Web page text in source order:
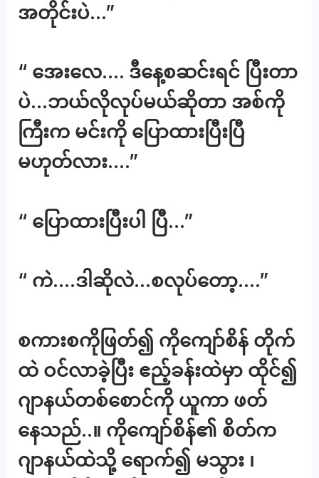
အတိုင်းပဲ…”
“ အေးလေ…. ဒီနေ့စဆင်းရင် ပြီးတာ
ပဲ…ဘယ်လိုလုပ်မယ်ဆိုတာ အစ်ကို
ကြီးက မင်းကို ပြောထားပြီးပြီ
မဟုတ်လား….”
“ ပြောထားပြီးပါ ပြီ…”
“ ကဲ….ဒါဆိုလဲ…စလုပ်တော့….”
စကားစကိုဖြတ်၍ ကိုကျော်စိန် တိုက်
ထဲ ဝင်လာခဲ့ပြီး ဧည့်ခန်းထဲမှာ ထိုင်၍
ဂျာနယ်တစ်စောင်ကို ယူကာ ဖတ်
နေသည်..။ ကိုကျော်စိန်၏ စိတ်က
ဂျာနယ်ထဲသို့ ရောက်၍ မသွား ၊